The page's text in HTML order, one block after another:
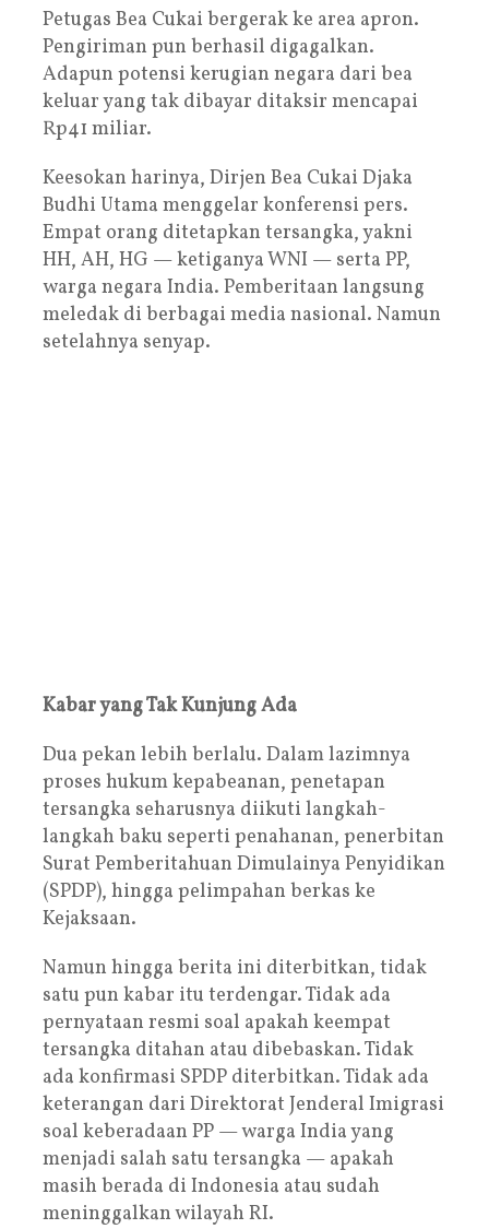
Petugas Bea Cukai bergerak ke area apron.
Pengiriman pun berhasil digagalkan.
Adapun potensi kerugian negara dari bea
keluar yang tak dibayar ditaksir mencapai
Rp41 miliar.
Keesokan harinya, Dirjen Bea Cukai Djaka
Budhi Utama menggelar konferensi pers.
Empat orang ditetapkan tersangka, yakni
HH, AH, HG — ketiganya WNI — serta PP,
warga negara India. Pemberitaan langsung
meledak di berbagai media nasional. Namun
setelahnya senyap.
Kabar yang Tak Kunjung Ada
Dua pekan lebih berlalu. Dalam lazimnya
proses hukum kepabeanan, penetapan
tersangka seharusnya diikuti langkah-
langkah baku seperti penahanan, penerbitan
Surat Pemberitahuan Dimulainya Penyidikan
(SPDP), hingga pelimpahan berkas ke
Kejaksaan.
Namun hingga berita ini diterbitkan, tidak
satu pun kabar itu terdengar. Tidak ada
pernyataan resmi soal apakah keempat
tersangka ditahan atau dibebaskan. Tidak
ada konfirmasi SPDP diterbitkan. Tidak ada
keterangan dari Direktorat Jenderal Imigrasi
soal keberadaan PP — warga India yang
menjadi salah satu tersangka — apakah
masih berada di Indonesia atau sudah
meninggalkan wilayah RI.